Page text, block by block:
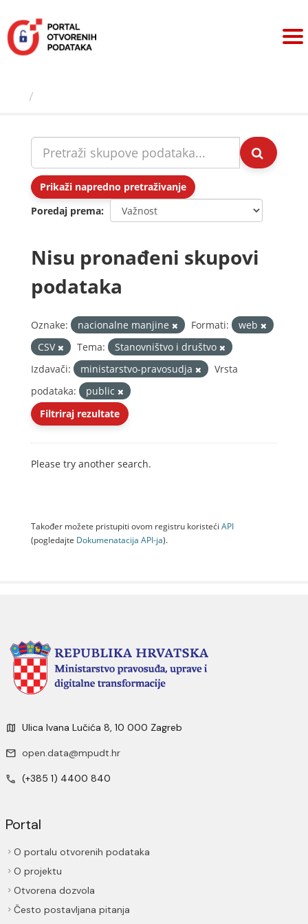
sadržaj
Prikaži napredno pretraživanje
Poredaj prema
Nisu pronađeni skupovi
podataka
Oznake: nacionalne manjine Formati:
web
CSV
Tema:
Stanovništvo i društvo
Izdavači:
ministarstvo-pravosudja
Vrsta
podataka:
public
Filtriraj rezultate
Please try another search.
Također možete pristupiti ovom registru koristeći API
(pogledajte Dokumenаtаcijа API-jа).